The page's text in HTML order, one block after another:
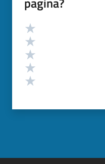
Valutazione